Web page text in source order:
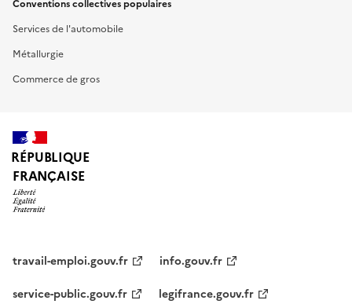
Conventions collectives populaires
Services de l'automobile
Métallurgie
Commerce de gros
RÉPUBLIQUE
FRANÇAISE
travail-emploi.gouv.fr
info.gouv.fr
service-public.gouv.fr
legifrance.gouv.fr